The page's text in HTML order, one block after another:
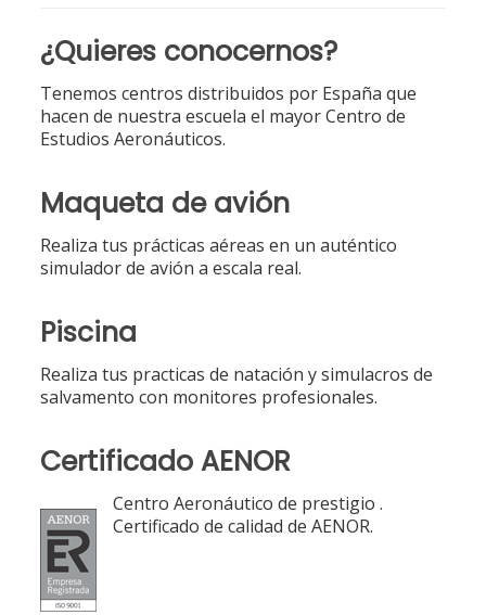
¿Quieres conocernos?
Tenemos centros distribuidos por España que
hacen de nuestra escuela el mayor Centro de
Estudios Aeronáuticos.
Maqueta de avión
Realiza tus prácticas aéreas en un auténtico
simulador de avión a escala real.
Piscina
Realiza tus practicas de natación y simulacros de
salvamento con monitores profesionales.
Certificado AENOR
Centro Aeronáutico de prestigio .
Certificado de calidad de AENOR.